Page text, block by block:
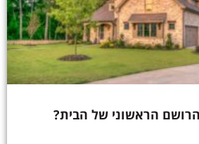
הראשוני של הבית?